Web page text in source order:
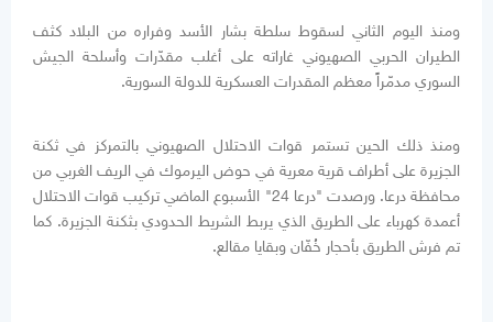
ومنذ اليوم الثاني لسقوط سلطة بشار الأسد وفراره من البلاد كثف
الطيران الحربي الصهيوني غاراته على أغلب مقدّرات وأسلحة الجيش
السوري مدمّراً معظم المقدرات العسكرية للدولة السورية.
ومنذ ذلك الحين تستمر قوات الاحتلال الصهيوني بالتمركز في ثكنة
الجزيرة على أطراف قرية معرية في حوض اليرموك في الريف الغربي من
محافظة درعا. ورصدت "درعا 24" الأسبوع الماضي تركيب قوات الاحتلال
أعمدة كهرباء على الطريق الذي يربط الشريط الحدودي بثكنة الجزيرة. كما
تم فرش الطريق بأحجار خُفّان وبقايا مقالع.